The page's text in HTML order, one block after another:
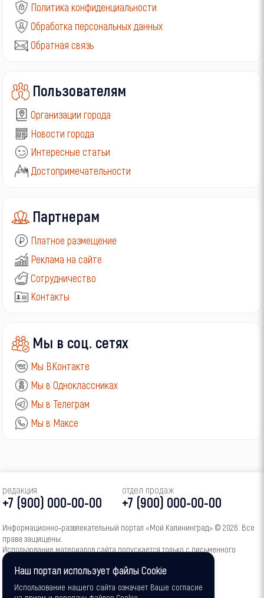
Политика конфиденциальности
Обработка персональных данных
Обратная связь
Пользователям
Организации города
Новости города
Интересные статьи
Достопримечательности
Партнерам
Платное размещение
Реклама на сайте
Сотрудничество
Контакты
Мы в соц. сетях
Мы ВКонтакте
Мы в Одноклассниках
Мы в Телеграм
Мы в Максе
редакция
+7 (900) 000-00-00
отдел продаж
+7 (900) 000-00-00
Информационно‑развлекательный портал «Мой Калининград» © 2026. Все
права защищены.
Использование материалов сайта допускается только с письменного
согласия администрации портала.
16+
Наш портал использует файлы Cookie
Использование нашего сайта означает Ваше согласие